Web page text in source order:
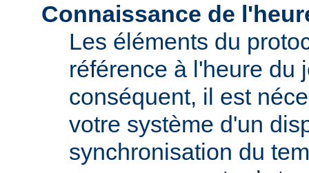
Connaissance de
Les éléments du
référence à l'heure du
conséquent, il est
votre système d'un
synchronisation du